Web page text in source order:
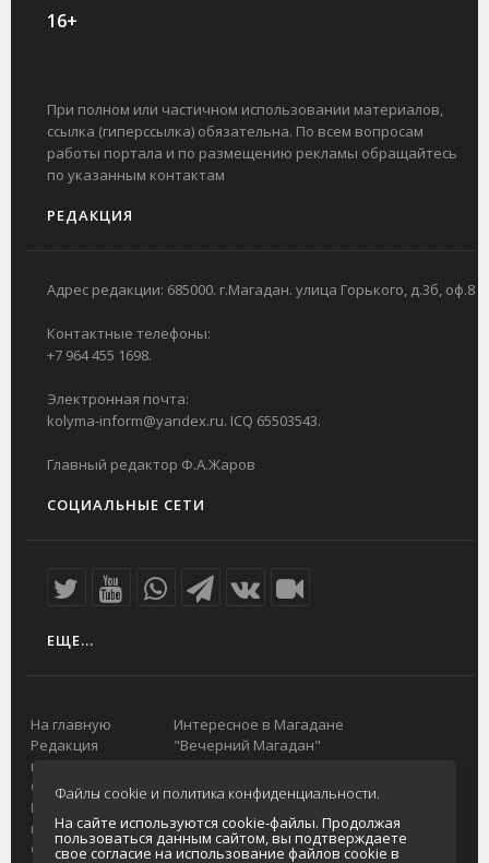
16+
При полном или частичном использовании материалов,
ссылка (гиперссылка) обязательна. По всем вопросам
работы портала и по размещению рекламы обращайтесь
по указанным контактам
РЕДАКЦИЯ
Адрес редакции: 685000. г.Магадан. улица Горького, д.3б, оф.8
Контактные телефоны:
+7 964 455 1698.
Электронная почта:
kolyma-inform@yandex.ru. ICQ 65503543.
Главный редактор Ф.А.Жаров
СОЦИАЛЬНЫЕ СЕТИ
ЕЩЕ...
На главную
Редакция
портала
О проекте
Реклама на
портале
Отзывы и
Интересное в Магадане
"Вечерний Магадан"
Городская доска объявлений
Реклама
Главный туристический портал
Колымы
Политика в отношении обработки
Файлы cookie и политика конфиденциальности.
На сайте используются cookie-файлы. Продолжая
пользоваться данным сайтом, вы подтверждаете
свое согласие на использование файлов cookie в